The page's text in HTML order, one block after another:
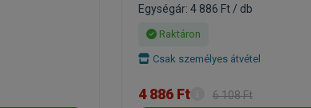
Egységár: 4 886 Ft / db
Raktáron
Csak személyes átvétel
4 886 Ft 6 108 Ft